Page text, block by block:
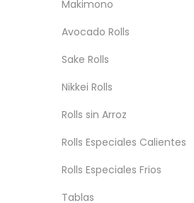
Makimono
Avocado Rolls
Sake Rolls
Nikkei Rolls
Rolls sin Arroz
Rolls Especiales Calientes
Rolls Especiales Frios
Tablas